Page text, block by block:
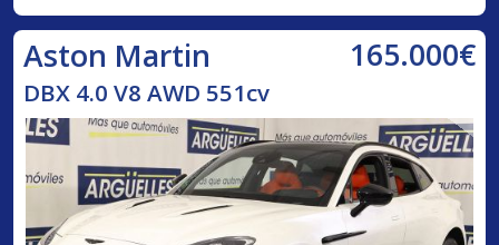
Aston Martin 165.000€
DBX 4.0 V8 AWD 551cv